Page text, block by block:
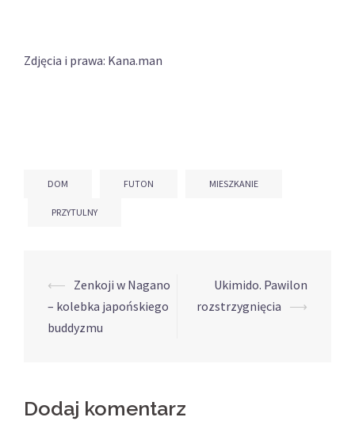
Zdjęcia i prawa: Kana.man
DOM FUTON MIESZKANIE
PRZYTULNY
Post
navigation
⟵ Zenkoji w Nagano
– kolebka japońskiego
buddyzmu
Ukimido. Pawilon
rozstrzygnięcia ⟶
Dodaj komentarz